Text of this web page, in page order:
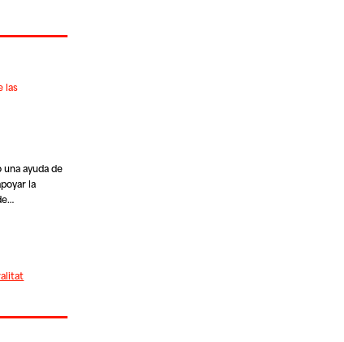
las
ayuda de
la